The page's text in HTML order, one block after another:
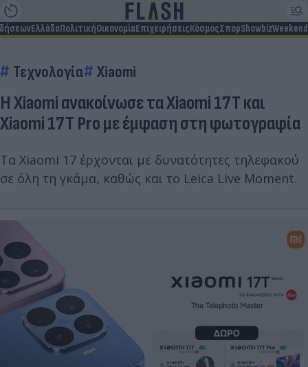
ΕλλάδαΠολιτικήΟικονομίαΕπιχειρήσειςΚόσμοςΣπορShowbizWeekend
Τεχνολογία Xiaomi
Η Xiaomi ανακοίνωσε τα Xiaomi 17T και
Xiaomi 17T Pro με έμφαση στη φωτογραφία
Τα Xiaomi 17 έρχονται με δυνατότητες τηλεφακού
σε όλη τη γκάμα, καθώς και το Leica Live Moment.